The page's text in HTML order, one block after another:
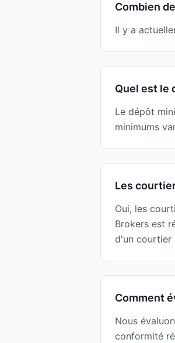
Combien
Il y a
Quel est le
Le dépôt
minimums
Les
Oui, les
Brokers est
d'un courtier
Comment
Nous
conformité